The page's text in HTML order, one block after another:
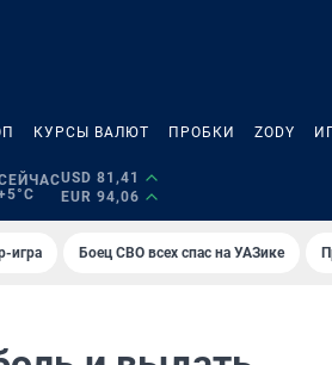
КУРСЫ ВАЛЮТ ПРОБКИ ZODY
USD 81,41
EUR 94,06
игра Боец СВО всех спас на УАЗике